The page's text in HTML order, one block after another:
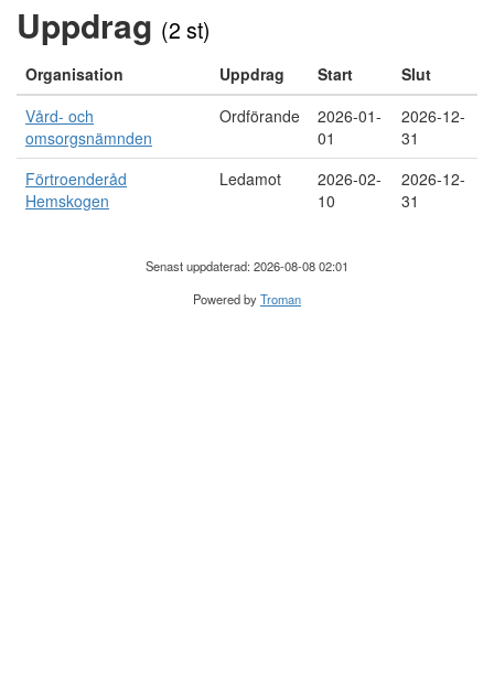
Uppdrag (2 st)
Organisation Uppdrag Start
Slut
Vård- och
omsorgsnämnden
Ordförande
2026-01-
01
2026-12-
31
Förtroenderåd
Hemskogen
Ledamot
2026-02-
10
2026-12-
31
Senast uppdaterad: 2026-08-08 02:01
Powered byTroman